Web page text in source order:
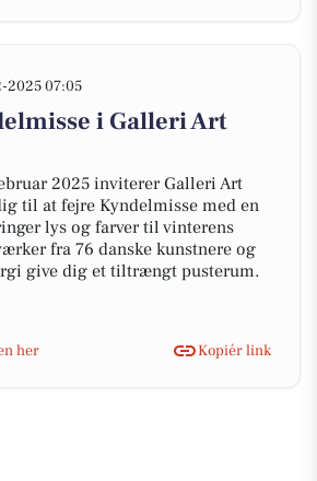
2025 07:05
i Galleri Art
2025 inviterer Galleri Art
til at fejre Kyndelmisse med en
lys og farver til vinterens
fra 76 danske kunstnere og
give dig et tiltrængt pusterum.
her
Kopiér link